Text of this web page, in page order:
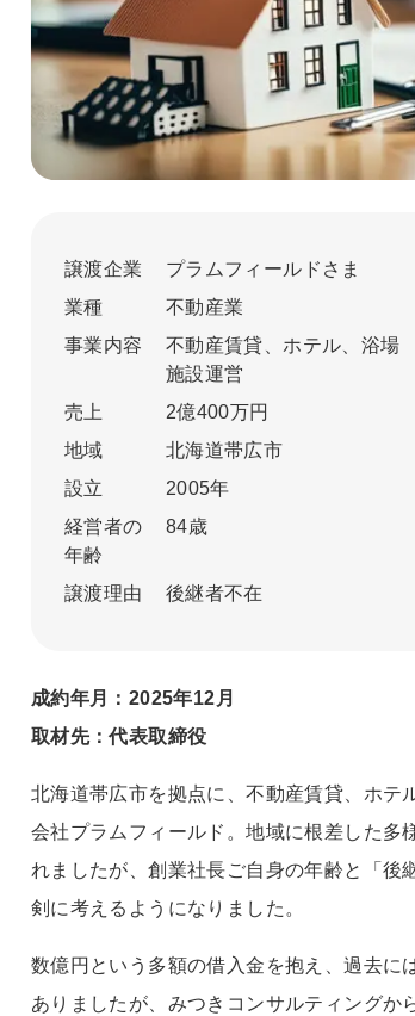
譲渡企業
プラムフィールドさま
業種
不動産業
事業内容
不動産賃貸、ホテル、浴場
施設運営
売上
2億400万円
地域
北海道帯広市
設立
2005年
経営者の
年齢
84歳
譲渡理由 後継者不在
成約年月：2025年12月
取材先：代表取締役
北海道帯広市を拠点に、不動産賃貸、ホテ
会社プラムフィールド。地域に根差した多
れましたが、創業社長ご自身の年齢と「後
剣に考えるようになりました。
数億円という多額の借入金を抱え、過去に
ありましたが、みつきコンサルティングか